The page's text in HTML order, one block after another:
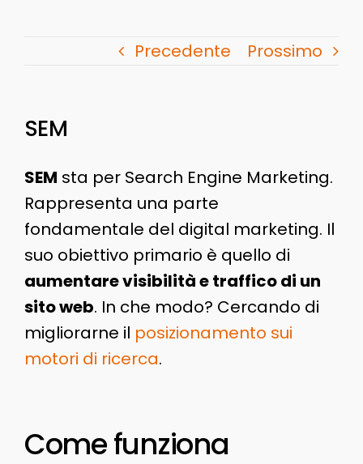
Precedente Prossimo
SEM
SEM sta per Search Engine Marketing.
Rappresenta una parte
fondamentale del digital marketing. Il
suo obiettivo primario è quello di
aumentare visibilità e traffico di un
sito web. In che modo? Cercando di
migliorarne il posizionamento sui
motori di ricerca.
Come funziona